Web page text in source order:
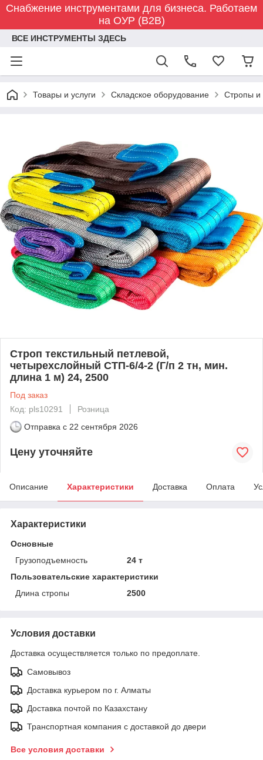
Снабжение инструментами для бизнеса. Работаем
на ОУР (B2B)
ВСЕ ИНСТРУМЕНТЫ ЗДЕСЬ
Товары и услуги Складское оборудование Стропы и
Строп текстильный петлевой,
четырехслойный СТП-6/4-2 (Г/п 2 тн, мин.
длина 1 м) 24, 2500
Под заказ
Код: pls10291
Розница
Отправка с 22 сентября 2026
Цену уточняйте
Описание Характеристики Доставка Оплата
Характеристики
Основные
Грузоподъемность
24 т
Пользовательские характеристики
Длина стропы
2500
Условия доставки
Доставка осуществляется только по предоплате.
Самовывоз
Доставка курьером по г. Алматы
Доставка почтой по Казахстану
Транспортная компания с доставкой до двери
Все условия доставки